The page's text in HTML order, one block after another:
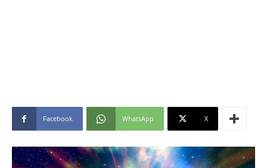
Facebook WhatsApp X